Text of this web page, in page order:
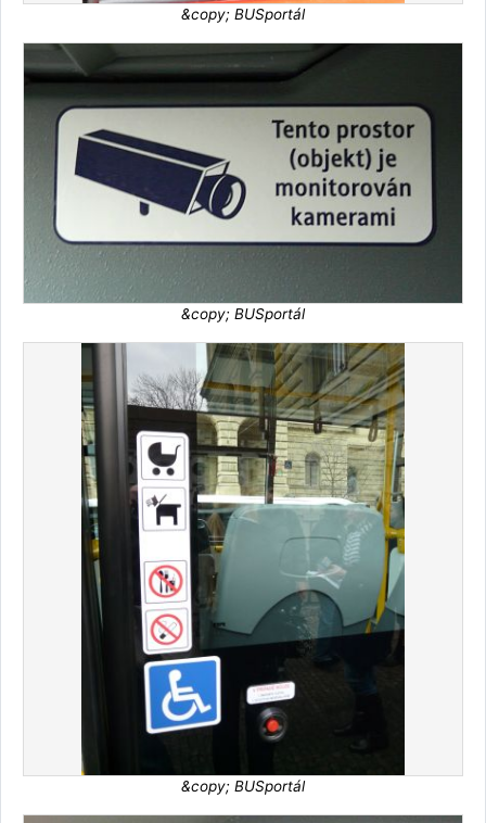
&copy; BUSportál
&copy; BUSportál
&copy; BUSportál